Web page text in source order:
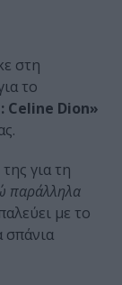
στη
το
Celine Dion»
για τη
παράλληλα
με το